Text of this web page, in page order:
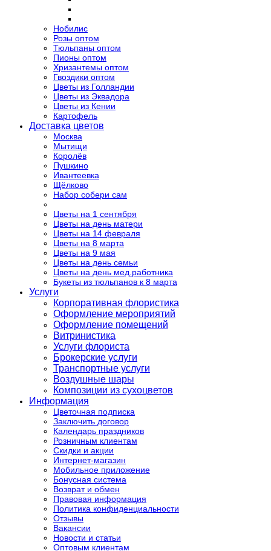
Нобилис
Розы оптом
Тюльпаны оптом
Пионы оптом
Хризантемы оптом
Гвоздики оптом
Цветы из Голландии
Цветы из Эквадора
Цветы из Кении
Картофель
Доставка цветов
Москва
Мытищи
Королёв
Пушкино
Ивантеевка
Щёлково
Набор собери сам
Цветы на 1 сентября
Цветы на день матери
Цветы на 14 февраля
Цветы на 8 марта
Цветы на 9 мая
Цветы на день семьи
Цветы на день мед.работника
Букеты из тюльпанов к 8 марта
Услуги
Корпоративная флористика
Оформление мероприятий
Оформление помещений
Витринистика
Услуги флориста
Брокерские услуги
Транспортные услуги
Воздушные шары
Композиции из сухоцветов
Информация
Цветочная подписка
Заключить договор
Календарь праздников
Розничным клиентам
Скидки и акции
Интернет-магазин
Мобильное приложение
Бонусная система
Возврат и обмен
Правовая информация
Политика конфиденциальности
Отзывы
Вакансии
Новости и статьи
Оптовым клиентам